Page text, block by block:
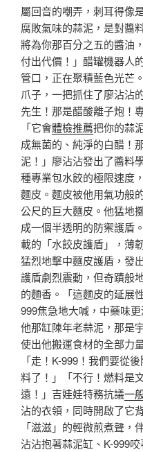
屬回音的嘲弄，刺耳得像
腐敗氣味的蒜泥，是對醬
將為你那百分之五的醬油
付出代價！」醋罐機器人
管口，正在聚積藍色光芒
爪子，一把抓住了廖沾沾
先生！那是醋酸離子炮！
「它會體檢推薦把你的蒜
成無菌的、純淨的白醋！
泥！」廖沾沾發出了醬料
種專業包水餃的極限速度
麵皮。麵皮被他用氣功般
公尺的巨大麵皮。他猛地
成一個半透明的防禦護盾
載的「水餃皮護盾」，薄
猛烈地擊中麵皮護盾，發
護盾劇烈震動，但奇蹟般
的麵香。「這麵皮的延展
999焦急地大喊，中藥味
他那缸陳年老蒜泥，那是
使出他搬運食材的全部力
「走！K-999！我們要從
料了！」「不行！燃料是
遠！」吉娃娃特務抗議一
沾的衣領，同時開啟了它
「滋滋」的輕微煎煮聲
沾沾抱著蒜泥缸、K-999